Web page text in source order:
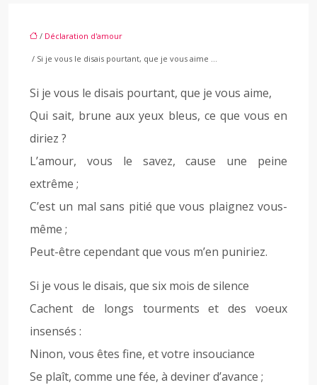
/ Déclaration d'amour
/ Si je vous le disais pourtant, que je vous aime …
Si je vous le disais pourtant, que je vous aime,
Qui sait, brune aux yeux bleus, ce que vous en
diriez ?
L’amour, vous le savez, cause une peine
extrême ;
C’est un mal sans pitié que vous plaignez vous-
même ;
Peut-être cependant que vous m’en puniriez.
Si je vous le disais, que six mois de silence
Cachent de longs tourments et des voeux
insensés :
Ninon, vous êtes fine, et votre insouciance
Se plaît, comme une fée, à deviner d’avance ;